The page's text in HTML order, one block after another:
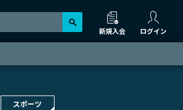
新規入会 ログイン
スポーツ